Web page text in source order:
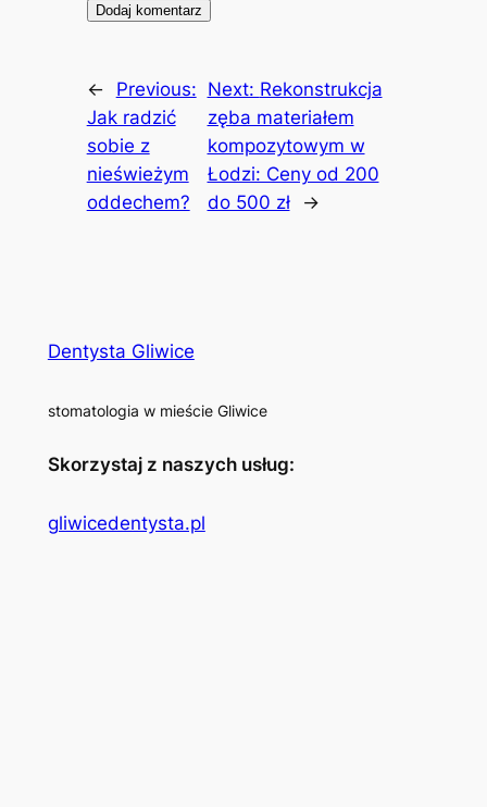
←
Previous:
Jak radzić
sobie z
nieświeżym
oddechem?
Next: Rekonstrukcja
zęba materiałem
kompozytowym w
Łodzi: Ceny od 200
do 500 zł
→
Dentysta Gliwice
stomatologia w mieście Gliwice
Skorzystaj z naszych usług:
gliwicedentysta.pl